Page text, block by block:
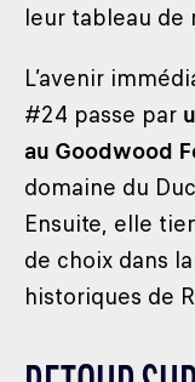
leur tableau de
L’avenir
#24 passe par
au Goodwood
domaine du
Ensuite, elle
de choix dans
historiques de